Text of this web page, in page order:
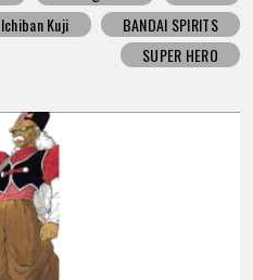
Ichiban Kuji
BANDAI SPIRITS
SUPER HERO